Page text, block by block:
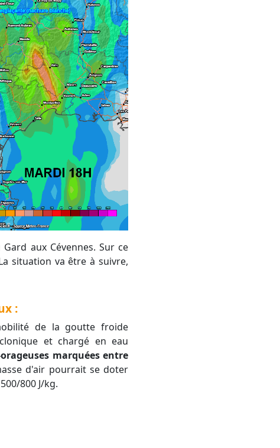
situation va être à suivre,
:
et chargé en eau
marquées entre
d'air pourrait se doter
800 J/kg.